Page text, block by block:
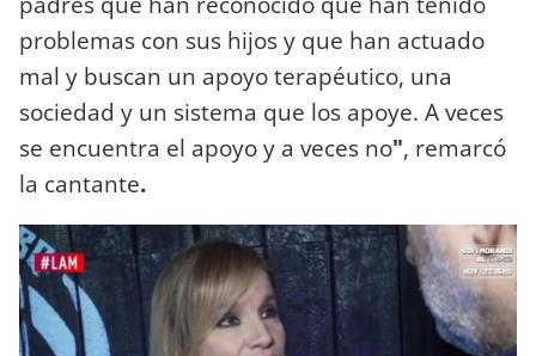
problemas con sus hijos y que han actuado
mal y buscan un apoyo terapéutico, una
sociedad y un sistema que los apoye. A veces
se encuentra el apoyo y a veces no", remarcó
la cantante.